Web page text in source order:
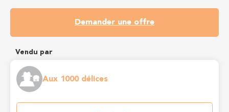
Demander une offre
Vendu par
Aux 1000 délices